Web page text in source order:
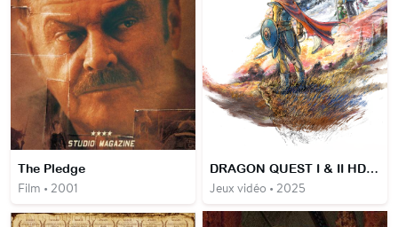
The Pledge
Film • 2001
DRAGON QUEST I & II HD-2D Remake
Jeux vidéo • 2025